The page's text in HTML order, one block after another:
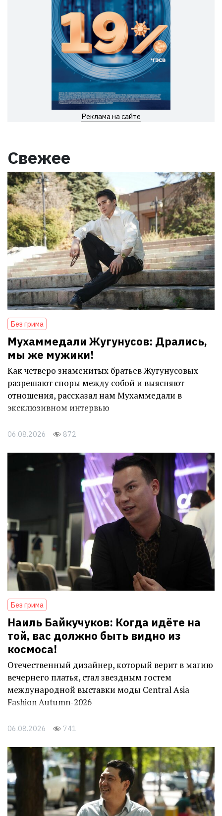
Реклама на сайте
Свежее
Без грима
Мухаммедали Жугунусов: Дрались,
мы же мужики!
Как четверо знаменитых братьев Жугунусовых
разрешают споры между собой и выясняют
отношения, рассказал нам Мухаммедали в
эксклюзивном интервью
06.08.2026 872
Без грима
Наиль Байкучуков: Когда идёте на
той, вас должно быть видно из
космоса!
Отечественный дизайнер, который верит в магию
вечернего платья, стал звездным гостем
международной выставки моды Central Asia
Fashion Autumn-2026
06.08.2026 741